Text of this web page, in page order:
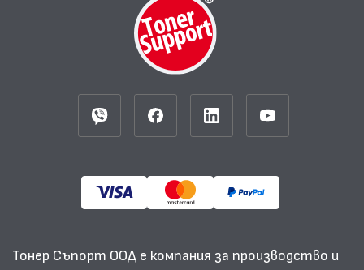
Тонер Съпорт ООД е компания за производство и